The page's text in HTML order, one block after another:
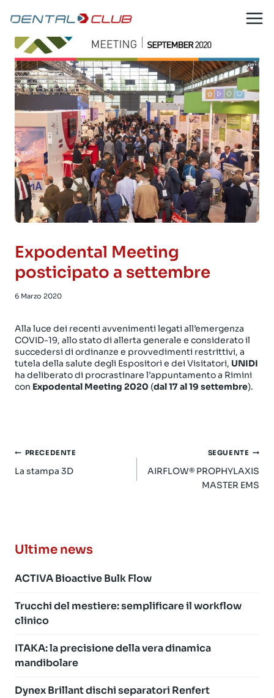
contenuto
Expodental Meeting
posticipato a settembre
6 Marzo 2020
Alla luce dei recenti avvenimenti legati all’emergenza
COVID-19, allo stato di allerta generale e considerato il
succedersi di ordinanze e provvedimenti restrittivi, a
tutela della salute degli Espositori e dei Visitatori, UNIDI
ha deliberato di procrastinare l’appuntamento a Rimini
con Expodental Meeting 2020 (dal 17 al 19 settembre).
Navigazione
articoli
PRECEDENTE
La stampa 3D
SEGUENTE
AIRFLOW® PROPHYLAXIS
MASTER EMS
Ultime news
ACTIVA Bioactive Bulk Flow
Trucchi del mestiere: semplificare il workflow
clinico
ITAKA: la precisione della vera dinamica
mandibolare
Dynex Brillant dischi separatori Renfert